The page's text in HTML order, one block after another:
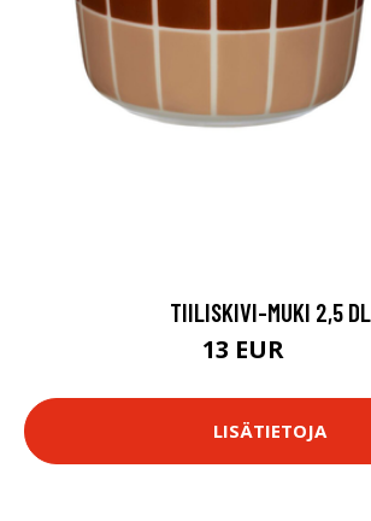
TIILISKIVI-MUKI 2,5 DL
13 EUR
LISÄTIETOJA